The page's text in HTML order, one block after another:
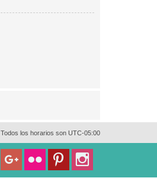
Todos los horarios son UTC-05:00